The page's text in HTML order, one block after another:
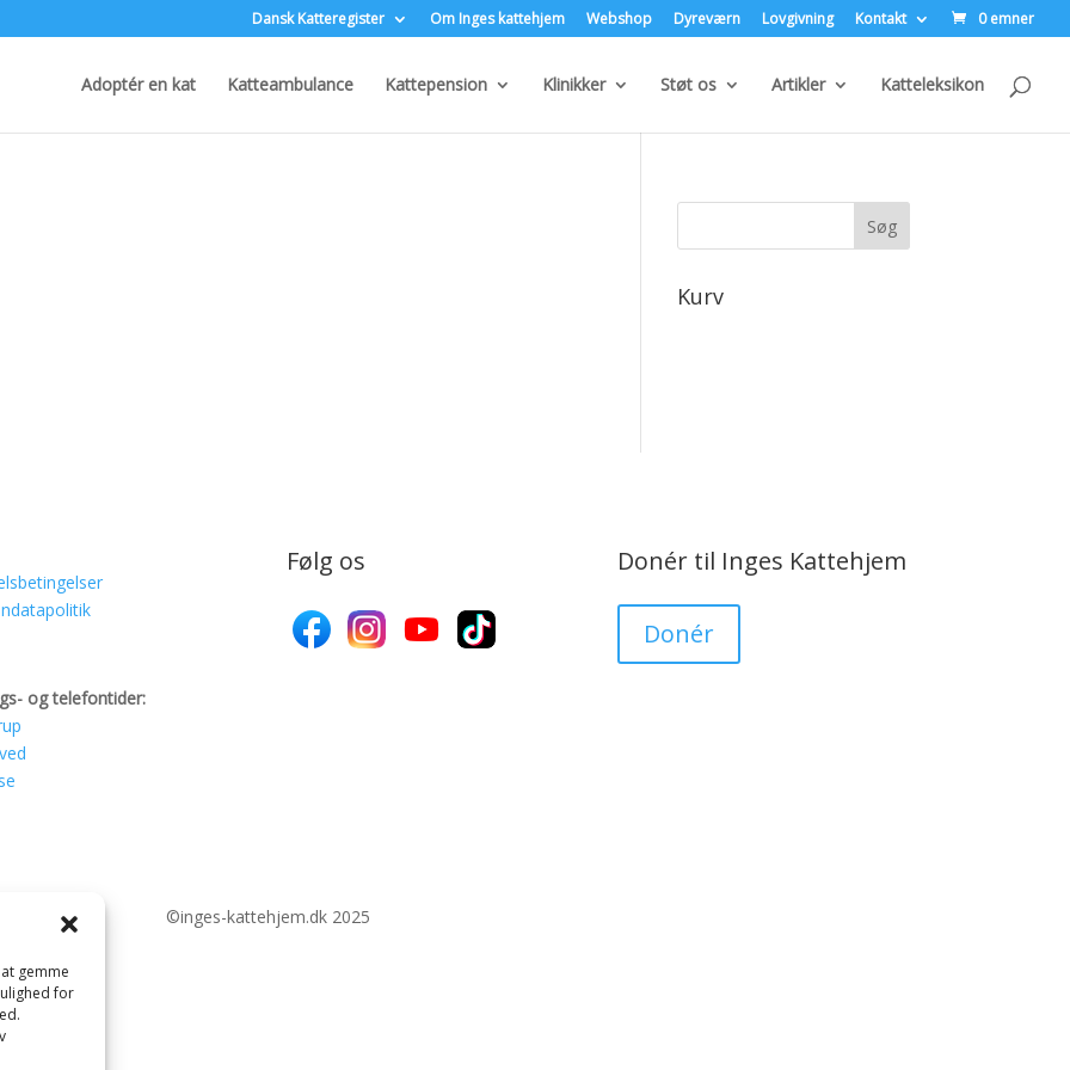
gemme
for
Dansk Katteregister Om Inges kattehjem Webshop Dyreværn Lovgivning Kontakt 0 emner
Adoptér en kat Katteambulance Kattepension Klinikker Støt os Artikler Katteleksikon
Kurv
og telefontider:
Følg os Donér til Inges Kattehjem
Donér
©inges-kattehjem.dk 2025